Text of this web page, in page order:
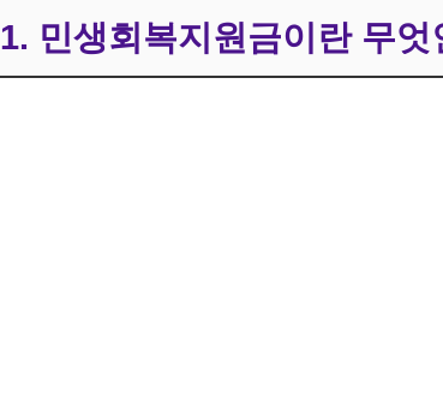
1. 민생회복지원금이란 무엇